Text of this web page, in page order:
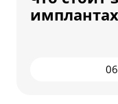
имплантах